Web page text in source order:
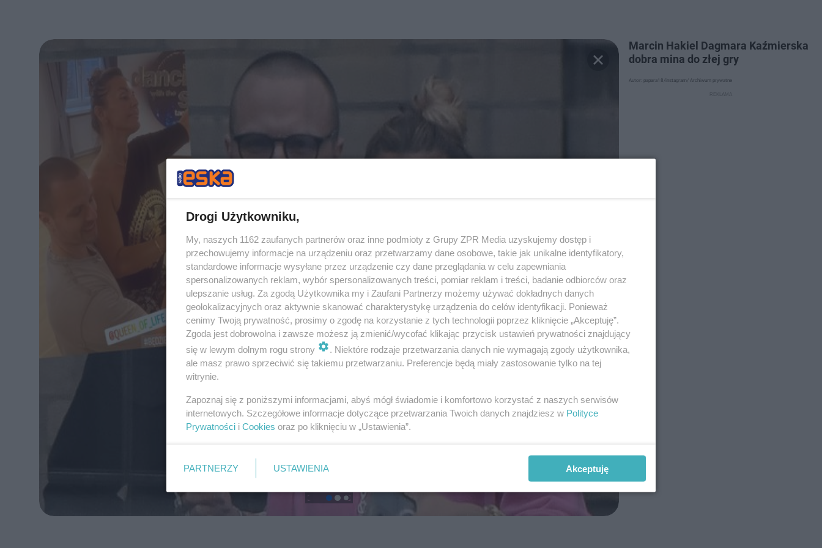
Marcin Hakiel Dagmara Kaźmierska
dobra mina do złej gry
Autor: papara18/instagram/ Archiwum prywatne
Drogi Użytkowniku,
My, naszych 1162 zaufanych partnerów oraz inne podmioty z Grupy ZPR Media uzyskujemy dostęp i
przechowujemy informacje na urządzeniu oraz przetwarzamy dane osobowe, takie jak unikalne identyfikatory,
standardowe informacje wysyłane przez urządzenie czy dane przeglądania w celu zapewniania
spersonalizowanych reklam, wybór spersonalizowanych treści, pomiar reklam i treści, badanie odbiorców oraz
ulepszanie usług. Za zgodą Użytkownika my i Zaufani Partnerzy możemy używać dokładnych danych
geolokalizacyjnych oraz aktywnie skanować charakterystykę urządzenia do celów identyfikacji. Ponieważ
cenimy Twoją prywatność, prosimy o zgodę na korzystanie z tych technologii poprzez kliknięcie „Akceptuję”.
Zgoda jest dobrowolna i zawsze możesz ją zmienić/wycofać klikając przycisk ustawień prywatności znajdujący
się w lewym dolnym rogu strony
. Niektóre rodzaje przetwarzania danych nie wymagają zgody użytkownika,
ale masz prawo sprzeciwić się takiemu przetwarzaniu. Preferencje będą miały zastosowanie tylko na tej
witrynie.
Zapoznaj się z poniższymi informacjami, abyś mógł świadomie i komfortowo korzystać z naszych serwisów
internetowych. Szczegółowe informacje dotyczące przetwarzania Twoich danych znajdziesz w Polityce
Prywatności i Cookies oraz po kliknięciu w „Ustawienia”.
PARTNERZY USTAWIENIA Akceptuję